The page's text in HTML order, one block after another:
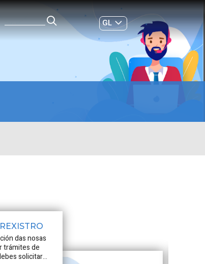
GL
ES|
das nosas
trámites de
solicitar